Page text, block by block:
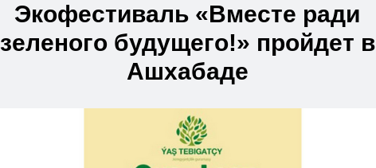
Экофестиваль «Вместе ради
зеленого будущего!» пройдет в
Ашхабаде